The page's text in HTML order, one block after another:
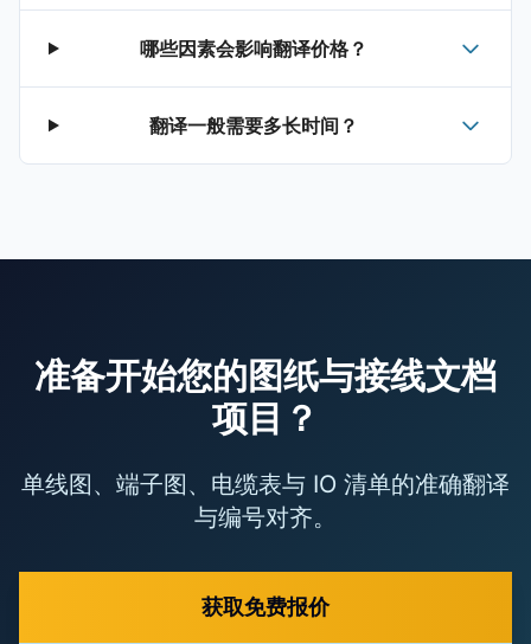
哪些因素会影响翻译价格？
翻译一般需要多长时间？
准备开始您的图纸与接线文档
项目？
单线图、端子图、电缆表与 IO 清单的准确翻译
与编号对齐。
获取免费报价